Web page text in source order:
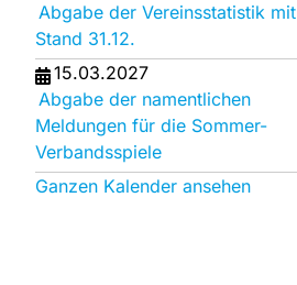
Abgabe der Vereinsstatistik mit
Stand 31.12.
15.03.2027
Abgabe der namentlichen
Meldungen für die Sommer-
Verbandsspiele
Ganzen Kalender ansehen